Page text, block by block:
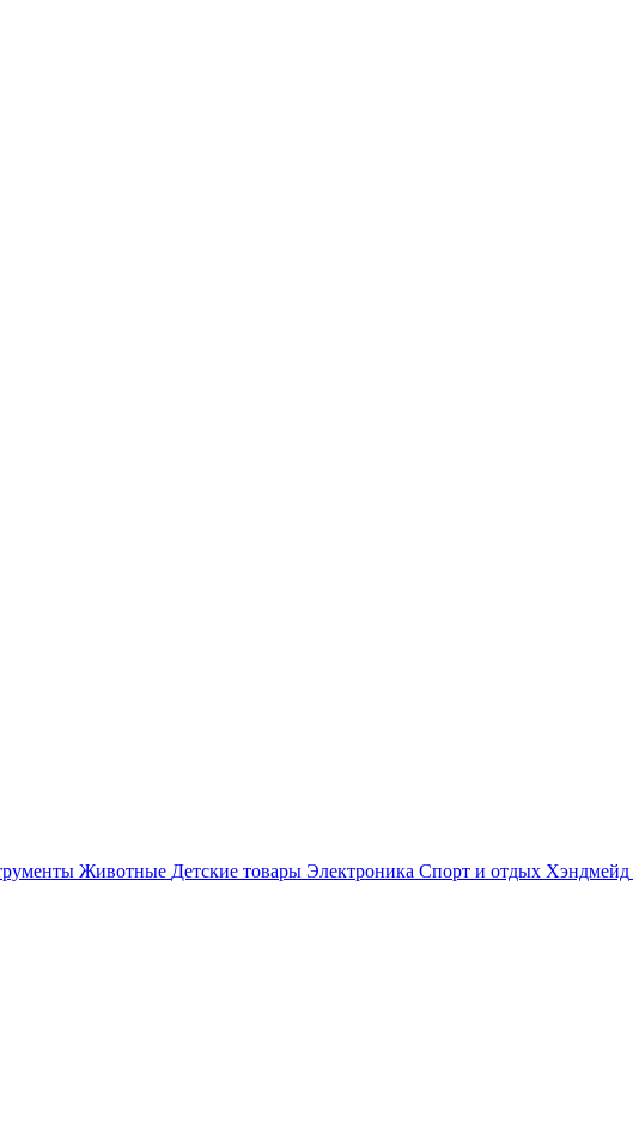
Животные Детские товары Электроника Спорт и отдых Хэндмейд